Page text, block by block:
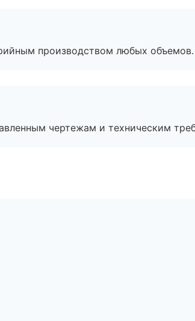
производством любых объемов.
чертежам и техническим